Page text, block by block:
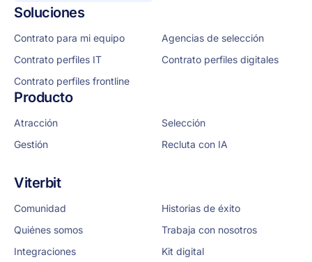
Soluciones
Contrato para mi equipo
Agencias de selección
Contrato perfiles IT
Contrato perfiles digitales
Contrato perfiles frontline
Producto
Atracción
Selección
Gestión
Recluta con IA
Viterbit
Comunidad
Historias de éxito
Quiénes somos
Trabaja con nosotros
Integraciones
Kit digital